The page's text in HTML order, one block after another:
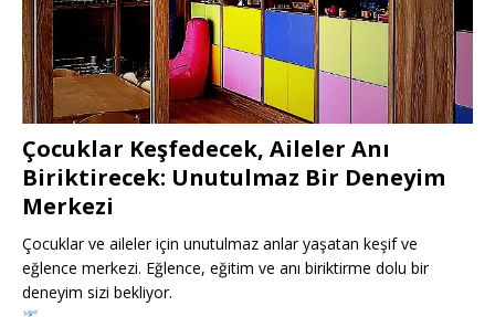
Çocuklar Keşfedecek, Aileler Anı
Biriktirecek: Unutulmaz Bir Deneyim
Merkezi
Çocuklar ve aileler için unutulmaz anlar yaşatan keşif ve
eğlence merkezi. Eğlence, eğitim ve anı biriktirme dolu bir
deneyim sizi bekliyor.